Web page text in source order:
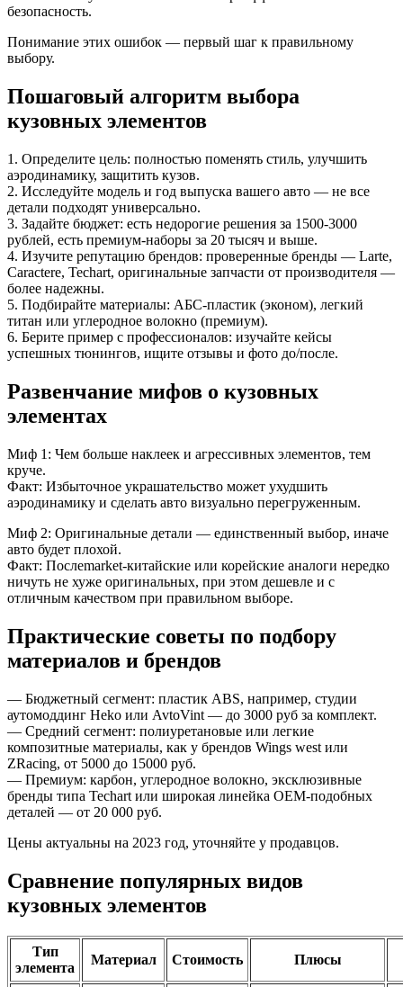
безопасность.
Понимание этих ошибок — первый шаг к правильному
выбору.
Пошаговый алгоритм выбора
кузовных элементов
1. Определите цель: полностью поменять стиль, улучшить
аэродинамику, защитить кузов.
2. Исследуйте модель и год выпуска вашего авто — не все
детали подходят универсально.
3. Задайте бюджет: есть недорогие решения за 1500-3000
рублей, есть премиум-наборы за 20 тысяч и выше.
4. Изучите репутацию брендов: проверенные бренды — Larte,
Caractere, Techart, оригинальные запчасти от производителя —
более надежны.
5. Подбирайте материалы: АБС-пластик (эконом), легкий
титан или углеродное волокно (премиум).
6. Берите пример с профессионалов: изучайте кейсы
успешных тюнингов, ищите отзывы и фото до/после.
Развенчание мифов о кузовных
элементах
Миф 1: Чем больше наклеек и агрессивных элементов, тем
круче.
Факт: Избыточное украшательство может ухудшить
аэродинамику и сделать авто визуально перегруженным.
Миф 2: Оригинальные детали — единственный выбор, иначе
авто будет плохой.
Факт: Послеmarket-китайские или корейские аналоги нередко
ничуть не хуже оригинальных, при этом дешевле и с
отличным качеством при правильном выборе.
Практические советы по подбору
материалов и брендов
— Бюджетный сегмент: пластик ABS, например, студии
аутомоддинг Heko или AvtoVint — до 3000 руб за комплект.
— Средний сегмент: полиуретановые или легкие
композитные материалы, как у брендов Wings west или
ZRacing, от 5000 до 15000 руб.
— Премиум: карбон, углеродное волокно, эксклюзивные
бренды типа Techart или широкая линейка OEM-подобных
деталей — от 20 000 руб.
Цены актуальны на 2023 год, уточняйте у продавцов.
Сравнение популярных видов
кузовных элементов
Тип
элемента
Материал Стоимость Плюсы